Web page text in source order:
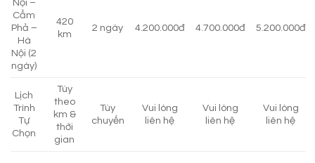
Nội –
Cẩm
Phả –
Hà
Nội (2
ngày)
420
km
2 ngày 4.200.000đ 4.700.000đ 5.200.000đ
Lịch
Trình
Tự
Chọn
Tùy
theo
km &
thời
gian
Tùy
chuyến
Vui lòng
liên hệ
Vui lòng
liên hệ
Vui lòng
liên hệ